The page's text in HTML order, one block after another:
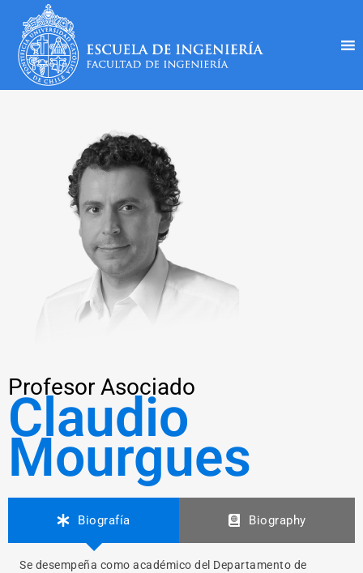
Profesor Asociado
Claudio
Mourgues
Biografía Biography
Se desempeña como académico del Departamento de